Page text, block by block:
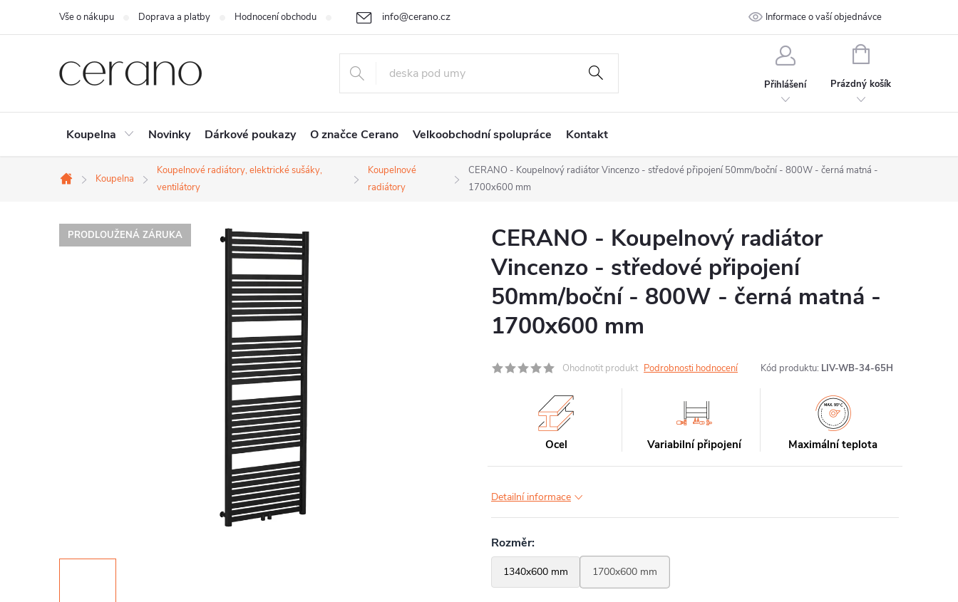
+420 226 400 232
info@cerano.cz
Vše o nákupu Doprava a platby Hodnocení obchodu Cenová nabídka na míru Ochrana osobních údajů Kontakt
Informace o vaší objednávce
Přihlášení
NÁKUPNÍ
Prázdný košík
Koupelna Novinky Dárkové poukazy O značce Cerano Velkoobchodní spolupráce Kontakt
Domů
Koupelna
Koupelnové radiátory, elektrické sušáky,
ventilátory
Koupelnové
radiátory
CERANO - Koupelnový radiátor Vincenzo - středové připojení 50mm/boční - 800W - černá matná -
1700x600 mm
PRODLOUŽENÁ ZÁRUKA
CERANO - Koupelnový radiátor
Vincenzo - středové připojení
50mm/boční - 800W - černá matná -
1700x600 mm
Ohodnotit produkt Podrobnosti hodnocení Kód produktu: LIV-WB-34-65H
Ocel Variabilní připojení Maximální teplota
Detailní informace